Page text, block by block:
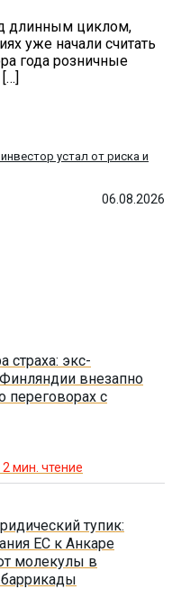
06.08.2026
устал от риска и
длинным циклом,
уже начали считать
года розничные
[…]
страха: экс-
внезапно
переговорах с
2 мин. чтение
тупик:
ЕС к Анкаре
молекулы в